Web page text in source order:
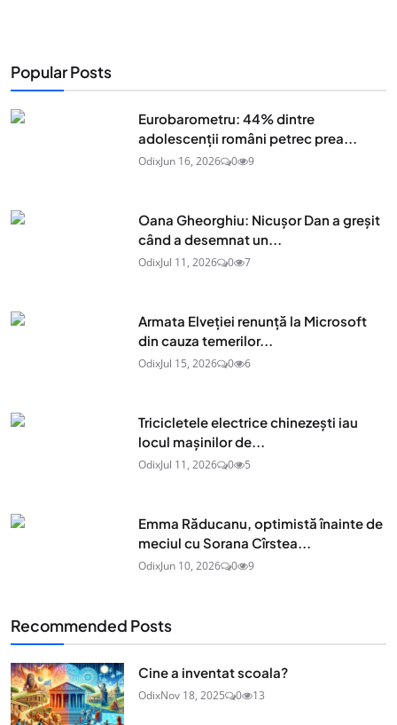
Popular Posts
Eurobarometru: 44% dintre
adolescenţii români petrec prea...
OdixJun 16, 2026 0 9
Oana Gheorghiu: Nicușor Dan a greșit
când a desemnat un...
OdixJul 11, 2026 0 7
Armata Elveției renunță la Microsoft
din cauza temerilor...
OdixJul 15, 2026 0 6
Tricicletele electrice chinezești iau
locul mașinilor de...
OdixJul 11, 2026 0 5
Emma Răducanu, optimistă înainte de
meciul cu Sorana Cîrstea...
OdixJun 10, 2026 0 9
Recommended Posts
Cine a inventat scoala?
OdixNov 18, 2025 0 13